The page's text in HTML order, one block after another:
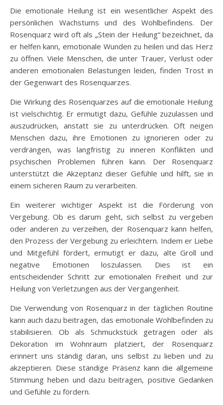
Die emotionale Heilung ist ein wesentlicher Aspekt des
persönlichen Wachstums und des Wohlbefindens. Der
Rosenquarz wird oft als „Stein der Heilung“ bezeichnet, da
er helfen kann, emotionale Wunden zu heilen und das Herz
zu öffnen. Viele Menschen, die unter Trauer, Verlust oder
anderen emotionalen Belastungen leiden, finden Trost in
der Gegenwart des Rosenquarzes.
Die Wirkung des Rosenquarzes auf die emotionale Heilung
ist vielschichtig. Er ermutigt dazu, Gefühle zuzulassen und
auszudrücken, anstatt sie zu unterdrücken. Oft neigen
Menschen dazu, ihre Emotionen zu ignorieren oder zu
verdrängen, was langfristig zu inneren Konflikten und
psychischen Problemen führen kann. Der Rosenquarz
unterstützt die Akzeptanz dieser Gefühle und hilft, sie in
einem sicheren Raum zu verarbeiten.
Ein weiterer wichtiger Aspekt ist die Förderung von
Vergebung. Ob es darum geht, sich selbst zu vergeben
oder anderen zu verzeihen, der Rosenquarz kann helfen,
den Prozess der Vergebung zu erleichtern. Indem er Liebe
und Mitgefühl fördert, ermutigt er dazu, alte Groll und
negative Emotionen loszulassen. Dies ist ein
entscheidender Schritt zur emotionalen Freiheit und zur
Heilung von Verletzungen aus der Vergangenheit.
Die Verwendung von Rosenquarz in der täglichen Routine
kann auch dazu beitragen, das emotionale Wohlbefinden zu
stabilisieren. Ob als Schmuckstück getragen oder als
Dekoration im Wohnraum platziert, der Rosenquarz
erinnert uns ständig daran, uns selbst zu lieben und zu
akzeptieren. Diese ständige Präsenz kann die allgemeine
Stimmung heben und dazu beitragen, positive Gedanken
und Gefühle zu fördern.